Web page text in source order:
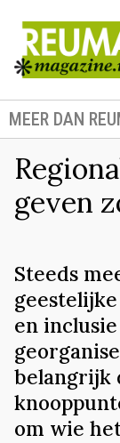
MEER DAN
geven
Steeds
en
belangrijk
om wie